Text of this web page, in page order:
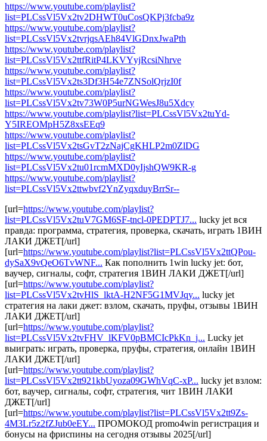
https://www.youtube.com/playlist?
list=PLCssVl5Vx2tv2DHWT0uCosQKPj3fcba9z
https://www.youtube.com/playlist?
list=PLCssVl5Vx2tvrjqsAEh84VlGDnxJwaPth
https://www.youtube.com/playlist?
list=PLCssVl5Vx2ttfRitP4LKVYyjRcsiNhrve
https://www.youtube.com/playlist?
list=PLCssVl5Vx2ts3Df3H54e7ZNSolQrjzI0f
https://www.youtube.com/playlist?
list=PLCssVl5Vx2tv73W0P5urNGWesJ8u5Xdcy
https://www.youtube.com/playlist?list=PLCssVl5Vx2tuYd-
Y5IREOMpH5Z8xsEEq9
https://www.youtube.com/playlist?
list=PLCssVl5Vx2tsGvT2zNajCgKHLP2m0ZlDG
https://www.youtube.com/playlist?
list=PLCssVl5Vx2tu01rcmMXD0yIjshQW9KR-g
https://www.youtube.com/playlist?
list=PLCssVl5Vx2ttwbvf2YnZyqxduyBrrSr--
[url=https://www.youtube.com/playlist?
list=PLCssVl5Vx2tuV7GM6SF-tncl-0PEDPTJ7... lucky jet вся
правда: программа, стратегия, проверка, скачать, играть 1ВИН
ЛАКИ ДЖЕТ[/url]
[url=https://www.youtube.com/playlist?list=PLCssVl5Vx2ttQPou-
dySaX9vQeO6TvWNF... Как пополнить 1win lucky jet: бот,
ваучер, сигналы, софт, стратегия 1ВИН ЛАКИ ДЖЕТ[/url]
[url=https://www.youtube.com/playlist?
list=PLCssVl5Vx2tvHlS_lktA-H2NF5G1MVJqy... lucky jet
стратегия на лаки джет: взлом, скачать, пруфы, отзывы 1ВИН
ЛАКИ ДЖЕТ[/url]
[url=https://www.youtube.com/playlist?
list=PLCssVl5Vx2tvFHV_lKFV0pBMCIcPkKn_j... Lucky jet
выиграть: играть, проверка, пруфы, стратегия, онлайн 1ВИН
ЛАКИ ДЖЕТ[/url]
[url=https://www.youtube.com/playlist?
list=PLCssVl5Vx2tt921kbUyoza09GWhVqC-xP... lucky jet взлом:
бот, ваучер, сигналы, софт, стратегия, чит 1ВИН ЛАКИ
ДЖЕТ[/url]
[url=https://www.youtube.com/playlist?list=PLCssVl5Vx2tt9Zs-
4M3Lr5z2fZJub0eEY... ПРОМОКОД promo4win регистрация и
бонусы на фриспины на сегодня отзывы 2025[/url]